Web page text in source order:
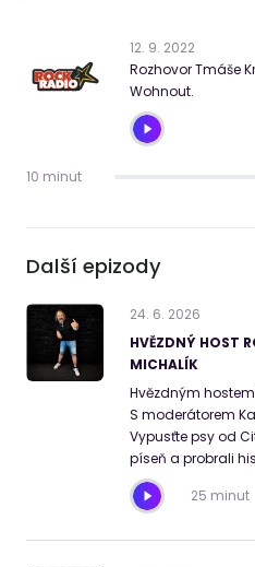
12. 9. 2022
Rozhovor Tmáše
Wohnout.
10 minut
Další epizody
24. 6. 2026
HVĚZDNÝ HOST
MICHALÍK
Hvězdným
S moderátorem
Vypusťte psy od
píseň a probrali
25 minut